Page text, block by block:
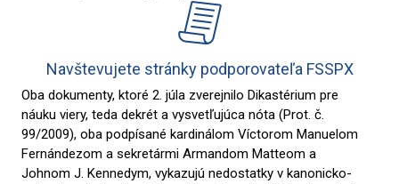
Navštevujete stránky podporovateľa FSSPX
Oba dokumenty, ktoré 2. júla zverejnilo Dikastérium pre
náuku viery, teda dekrét a vysvetľujúca nóta (Prot. č.
99/2009), oba podpísané kardinálom Víctorom Manuelom
Fernándezom a sekretármi Armandom Matteom a
Johnom J. Kennedym, vykazujú nedostatky v kanonicko-